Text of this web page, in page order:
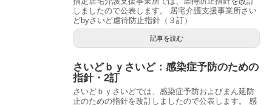
しましたので公表します。 居宅介護支援事業所さい
どbyさいど虐待防止指針（３訂）
記事を読む
さいどｂｙさいど：感染症予防のための
指針・2訂
さいどｂｙさいどでは、感染症予防およびまん延防
止のための指針を改訂しましたので公表します。 感